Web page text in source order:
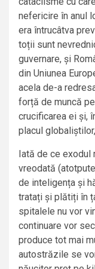
nefericire în anul
era întrucâtva
toții sunt
guvernare, și
din Uniunea
acela de-a
forță de muncă
crucificarea ei și,
placul
Iată de ce
vreodată
de inteligența și
tratați și plătiți în
spitalele nu vor
continuare vor
produce tot mai
autostrăzile se